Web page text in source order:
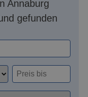
Annaburg
gefunden